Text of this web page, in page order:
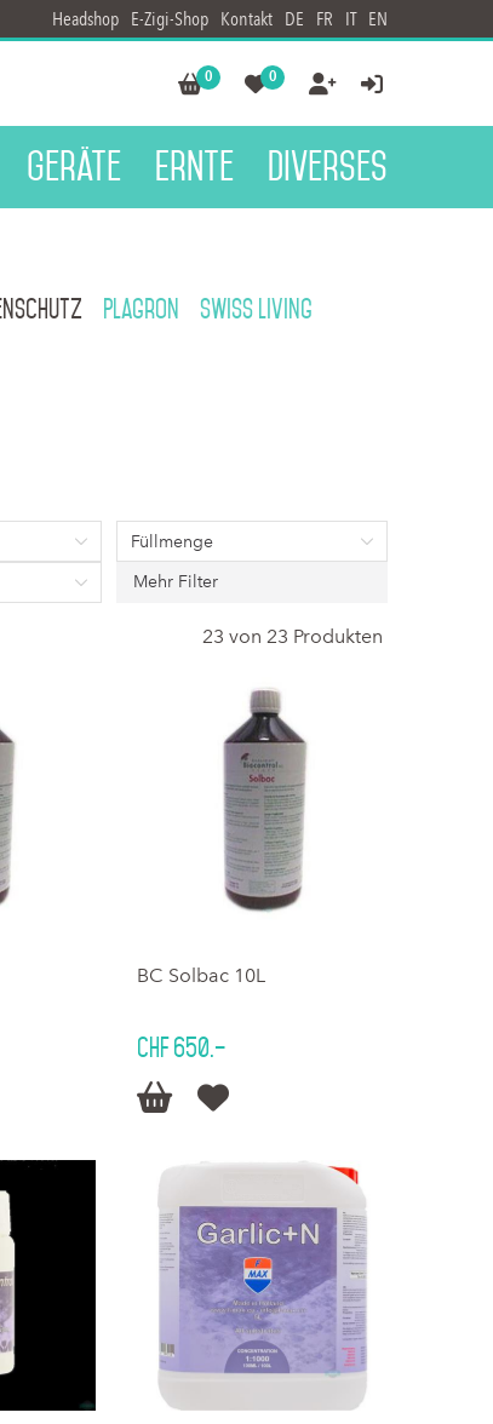
Headshop E-Zigi-Shop Kontakt DE FR IT EN
0 0  
Geräte Ernte Diverses
Plagron
Swiss Living
Füllmenge
Mehr Filter
23 von 23 Produkten
BC Solbac 10L
CHF 650.–
 